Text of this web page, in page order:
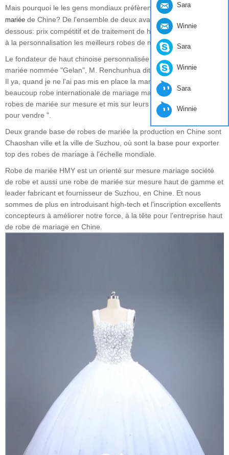
Mais pourquoi le les gens mondiaux préfèrent importerrobes de
mariée de Chine? De l'ensemble de deux avantages comme ci-
dessous: prix compétitif et de traitement de haute qualité sont la clé
à la personnalisation les meilleurs robes de mariage en Chine.
Le fondateur de haut chinoise personnalisée marque de robes de
mariée nommée "Gelan", M. Renchunhua dit: "plus d'une décennie
Il ya, quand je ne l'ai pas mis en place la marque de Gelan,
beaucoup robe internationale de mariage marques acheté mes
robes de mariée sur mesure et mis sur leurs marques de marque
pour vendre ".
Deux grande base de robes de mariée la production en Chine sont
Chaoshan ville et la ville de Suzhou, où sont la base pour exporter
top des robes de mariage à l'échelle mondiale.
Robe de mariée HMY est un orienté sur mesure mariage société
de robe et aussi une robe de mariée sur mesure haut de gamme et
leader fabricant et fournisseur de Suzhou, en Chine. Et nous
sommes de plus en introduisant high-tech et l'inscription excellents
concepteurs à améliorer notre force, à la tête pour l'entreprise haut
de robe de mariage en Chine.
Sara
Winnie
Sara
Winnie
Sara
Winnie